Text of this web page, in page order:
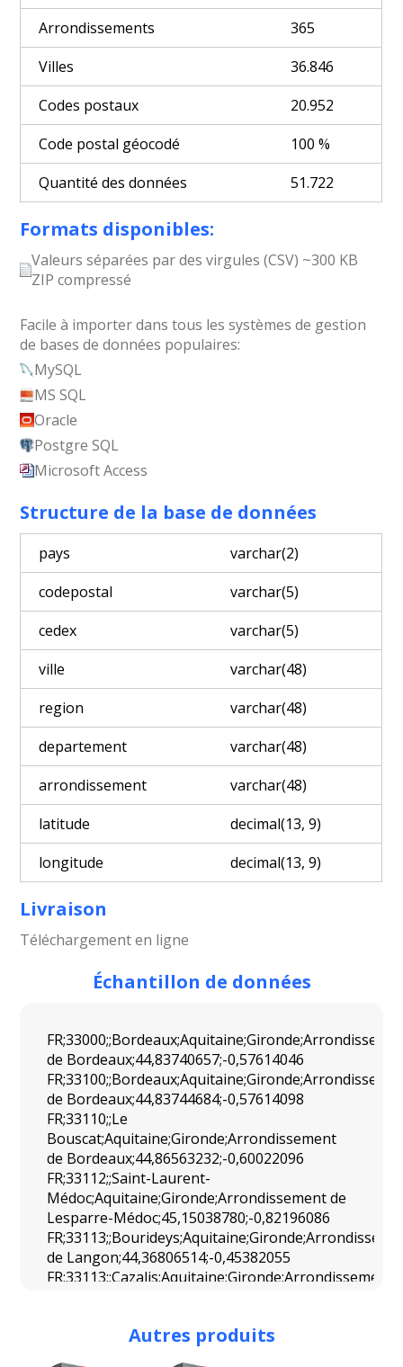
Arrondissements
365
Villes
36.846
Codes postaux
20.952
Code postal géocodé
100 %
Quantité des données
51.722
Formats disponibles:
Valeurs séparées par des virgules (CSV) ~300 KB
ZIP compressé
Facile à importer dans tous les systèmes de gestion
de bases de données populaires:
MySQL
MS SQL
Oracle
Postgre SQL
Microsoft Access
Structure de la base de données
pays
varchar(2)
codepostal
varchar(5)
cedex
varchar(5)
ville
varchar(48)
region
varchar(48)
departement
varchar(48)
arrondissement
varchar(48)
latitude
decimal(13, 9)
longitude
decimal(13, 9)
Livraison
Téléchargement en ligne
Échantillon de données
de Bordeaux;44,83740657;-0,57614046
de Bordeaux;44,83744684;-0,57614098
FR;33110;;Le
Bouscat;Aquitaine;Gironde;Arrondissement
de Bordeaux;44,86563232;-0,60022096
FR;33112;;Saint-Laurent-
Médoc;Aquitaine;Gironde;Arrondissement de
Lesparre-Médoc;45,15038780;-0,82196086
de Langon;44,36806514;-0,45382055
FR;33113;;Cazalis;Aquitaine;Gironde;Arrondissement
de Langon;44,49242131;-0,50218035
Autres produits